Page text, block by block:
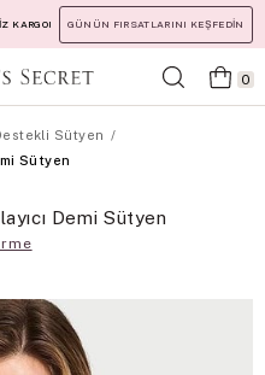
KARGO! GÜNÜN FIRSATLARINI KEŞFEDİN
0
Sütyen
Sütyen
Demi Sütyen